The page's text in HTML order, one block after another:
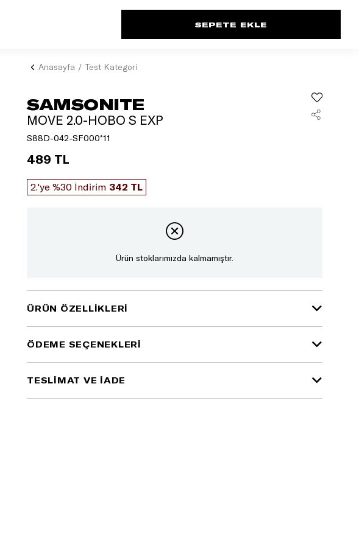
Anasayfa Test Kategori
SAMSONITE
MOVE 2.0-HOBO S EXP
S88D-042-SF000*11
489 TL
2.'ye %30 İndirim 342 TL
Ürün stoklarımızda kalmamıştır.
ÜRÜN ÖZELLIKLERI
ÖDEME SEÇENEKLERI
TESLİMAT VE İADE